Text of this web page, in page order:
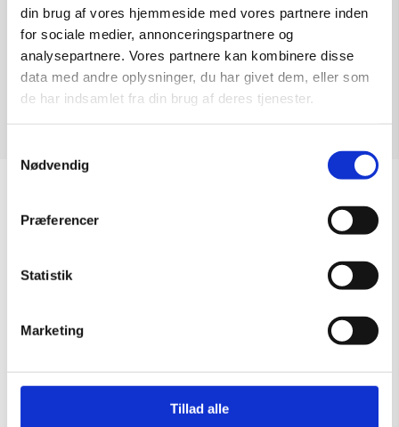
din brug af vores hjemmeside med vores partnere inden
for sociale medier, annonceringspartnere og
analysepartnere. Vores partnere kan kombinere disse
data med andre oplysninger, du har givet dem, eller som
de har indsamlet fra din brug af deres tjenester.
Nødvendig
Præferencer
Statistik
Marketing
Tillad alle
Læs mere
OBS: Galleriet er lukket i uge 29
Mandag – Torsdag:
Lørdag, søndag & helligdage: